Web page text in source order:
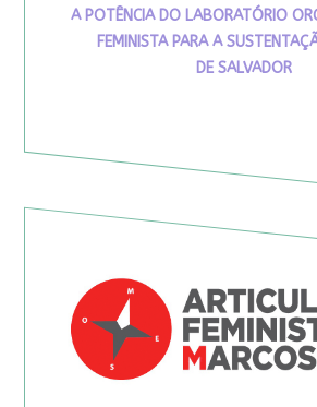
A POTÊNCIA DO LABORATÓRIO
FEMINISTA PARA A
DE SALVADOR